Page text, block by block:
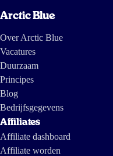
Arctic Blue
Over Arctic Blue
Vacatures
Duurzaam
Principes
Blog
Bedrijfsgegevens
Affiliates
Affiliate dashboard
Affiliate worden